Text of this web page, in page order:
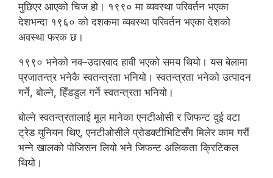
मुछिएर आएको चिज हो। १९९० मा व्यवस्था परिवर्तन भएका
देशभन्दा १९६० को दशकमा व्यवस्था परिवर्तन भएका देशको
अवस्था फरक छ।
१९९० भनेको नव–उदारवाद हावी भएको समय थियो। यस बेलामा
प्रजातन्त्र भनेकै स्वतन्त्रता भनियो। स्वतन्त्रता भनेको उत्पादन
गर्ने, बोल्ने, हिँडडुल गर्ने स्वतन्त्रता भनियो।
बोल्ने स्वतन्त्रतालाई मूल मानेका एनटीओसी र जिफन्ट दुई वटा
ट्रेड युनियन थिए, एनटीओसीले प्रोडक्टीभिटिसँग मिलेर काम गरौं
भन्ने खालको पोजिसन लियो भने जिफन्ट अलिकता क्रिटिकल
थियो।